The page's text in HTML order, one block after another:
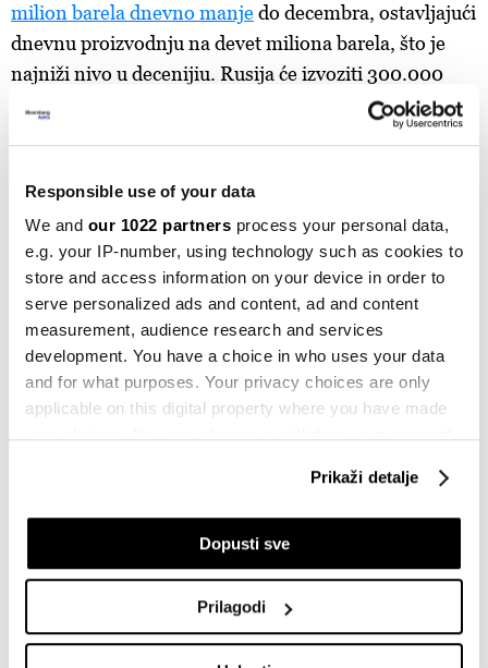
Responsible use of your data
We and our 1022 partners process your personal data,
e.g. your IP-number, using technology such as cookies to
store and access information on your device in order to
serve personalized ads and content, ad and content
measurement, audience research and services
development. You have a choice in who uses your data
and for what purposes. Your privacy choices are only
applicable on this digital property where you have made
If you allow, we would also like to:
Collect information about your geographical
Identify your device by actively scanning it for
Prikaži detalje
Dopusti sve
Prilagodi
milion barela dnevno manjedo decembra, ostavljajući
dnevnu proizvodnju na devet miliona barela, što je
najniži nivo u decenijiu. Rusija će izvoziti 300.000
barela manje dnevno - također do decembra.
INFLACIJA FBIH RAST CIJENA GORIVO
Zbog goriva poskupljuju taksi usluge u
Sarajevu, cijene skaču duplo
24.03.2026
Inflacija u BiH skočila na 6,8, cijene
26.05.2026
pesimistični scenariji
30.04.2026